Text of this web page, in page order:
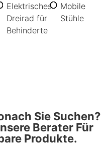
Elektrisches
Dreirad für
Behinderte
Mobile
Stühle
Sie Suchen?
Berater Für
Produkte.